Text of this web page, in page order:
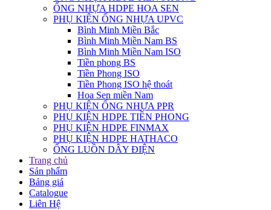
ỐNG NHỰA HDPE HOA SEN
PHỤ KIỆN ỐNG NHỰA UPVC
Bình Minh Miền Bắc
Bình Minh Miền Nam BS
Bình Minh Miền Nam ISO
Tiền phong BS
Tiền Phong ISO
Tiền Phong ISO hệ thoát
Hoa Sen miền Nam
PHỤ KIỆN ỐNG NHỰA PPR
PHỤ KIỆN HDPE TIỀN PHONG
PHỤ KIỆN HDPE FINMAX
PHỤ KIỆN HDPE HATHACO
ỐNG LUỒN DÂY ĐIỆN
Trang chủ
Sản phẩm
Bảng giá
Catalogue
Liên Hệ